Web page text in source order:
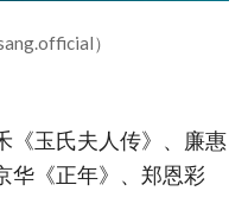
）
《玉氏夫人传》、廉惠
华《正年》、郑恩彩